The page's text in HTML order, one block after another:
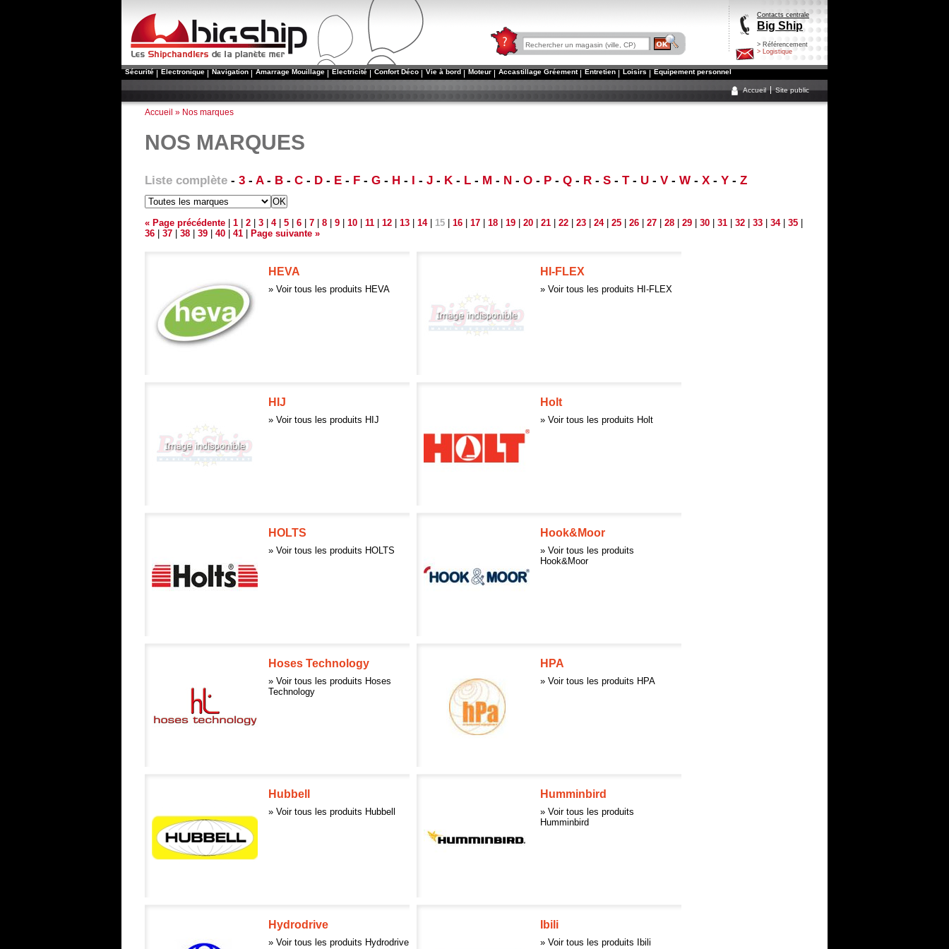
BigShip - Marine Equipement Contacts centrale
Big Ship
> Référencement
> Logistique
Sécurité Electronique Navigation Amarrage Mouillage Electricité Confort Déco Vie à bord Moteur Accastillage Gréement Entretien Loisirs Equipement personnel
Accueil Site public
Accueil » Nos marques
NOS MARQUES
Liste complète - 3 - A- B - C - D - E - F - G - H - I - J - K - L - M - N - O - P - Q - R - S - T- U - V - W - X - Y - Z
« Page précédente 1 2 3 4 5 6 7 8 9 10 11 12 13 14 15 16 17 18 19 20 21 22 23 24 25 26 27 28 29 30 31 32 33 34 35
36
37 38 39 40 41 Page suivante »
HEVA
» Voir tous les produits HEVA
HI-FLEX
» Voir tous les produits HI-FLEX
HIJ
» Voir tous les produits HIJ
Holt
» Voir tous les produits Holt
HOLTS
» Voir tous les produits HOLTS
Hook&Moor
» Voir tous les produits
Hook&Moor
Hoses Technology
» Voir tous les produits Hoses
Technology
HPA
» Voir tous les produits HPA
Hubbell
» Voir tous les produits Hubbell
Humminbird
» Voir tous les produits
Humminbird
Hydrodrive
» Voir tous les produits Hydrodrive
Ibili
» Voir tous les produits Ibili